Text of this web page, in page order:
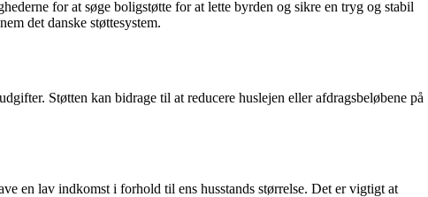
for at søge boligstøtte for at lette byrden og sikre en tryg og stabil
det danske støttesystem.
Støtten kan bidrage til at reducere huslejen eller afdragsbeløbene på
en lav indkomst i forhold til ens husstands størrelse. Det er vigtigt at